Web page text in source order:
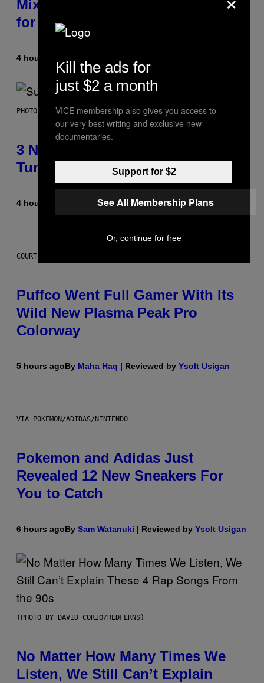
Mixtape for Your Boo? I Made It
for You Already
4 hours ago
PHOTO BY NIELS VAN IPEREN/GETTY IMAGES
3 No-Skip Britpop Albums
Turning 30 This Year
4 hours ago Dan Milam
COURTESY OF PUFFCO
Puffco Went Full Gamer With Its
Wild New Plasma Peak Pro
Colorway
5 hours agoBy Maha Haq | Reviewed by Ysolt Usigan
VIA POKEMON/ADIDAS/NINTENDO
Pokemon and Adidas Just
Revealed 12 New Sneakers For
You to Catch
6 hours agoBy Sam Watanuki | Reviewed by Ysolt Usigan
(PHOTO BY DAVID CORIO/REDFERNS)
No Matter How Many Times We
Listen, We Still Can’t Explain
Kill the ads for
just $2 a month
VICE membership also gives you access to
our very best writing and exclusive new
documentaries.
Support for $2
See All Membership Plans
Or, continue for free